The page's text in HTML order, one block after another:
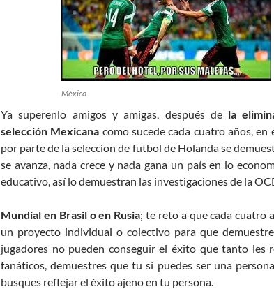
México
Ya superenlo amigos y amigas, después dela
selección Mexicana como sucede cada cuatro años, en
por parte de la seleccion de futbol de Holanda se
se avanza, nada crece y nada gana un país en lo
educativo, así lo demuestran las investigaciones de la
Mundial en Brasil o en Rusia; te reto a que cada cuatro
un proyecto individual o colectivo para que
jugadores no pueden conseguir el éxito que tanto les
fanáticos, demuestres que tu sí puedes ser una
busques reflejar el éxito ajeno en tu persona.